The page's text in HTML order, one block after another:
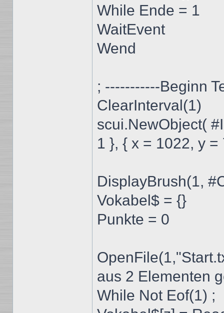
While Ende = 1
WaitEvent
Wend
; -----------Beginn
ClearInterval(1)
scui.NewObject(
1 }, { x = 1022, y =
DisplayBrush(1,
Vokabel$ = {}
Punkte = 0
aus 2 Elementen
While Not Eof(1) ;